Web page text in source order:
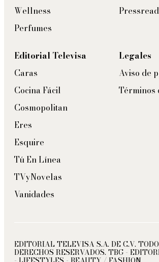
Wellness
Perfumes
Editorial Televisa
Caras
Cocina Fácil
Cosmopolitan
Eres
Esquire
Tú En Línea
TVyNovelas
Vanidades
Legales
Aviso de
Términos
EDITORIAL TELEVISA S.A. DE C.V.
DERECHOS RESERVADOS. TBG -